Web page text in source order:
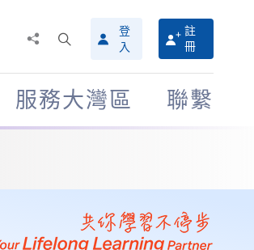
搜
尋
介
面
登
入
註
冊
服務大灣區 聯繫